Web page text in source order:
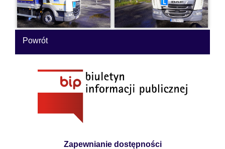
Powrót
Zapewnianie dostępności